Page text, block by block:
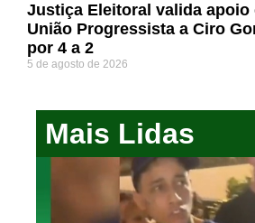
Justiça Eleitoral valida apoio
União Progressista a Ciro
por 4 a 2
5 de agosto de 2026
Mais Lidas